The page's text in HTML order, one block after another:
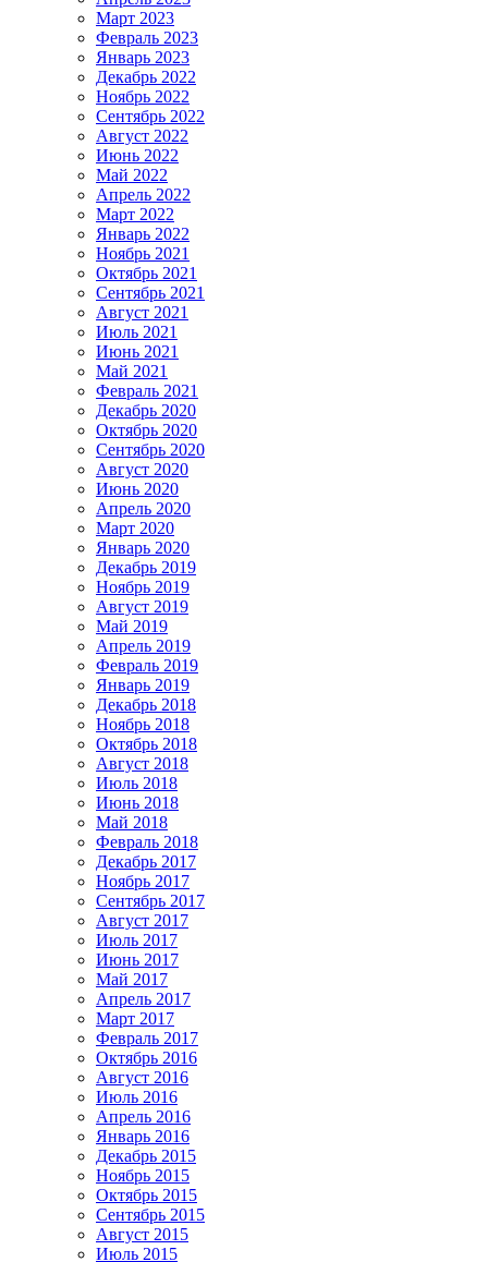
Март 2023
Февраль 2023
Январь 2023
Декабрь 2022
Ноябрь 2022
Сентябрь 2022
Август 2022
Июнь 2022
Май 2022
Апрель 2022
Март 2022
Январь 2022
Ноябрь 2021
Октябрь 2021
Сентябрь 2021
Август 2021
Июль 2021
Июнь 2021
Май 2021
Февраль 2021
Декабрь 2020
Октябрь 2020
Сентябрь 2020
Август 2020
Июнь 2020
Апрель 2020
Март 2020
Январь 2020
Декабрь 2019
Ноябрь 2019
Август 2019
Май 2019
Апрель 2019
Февраль 2019
Январь 2019
Декабрь 2018
Ноябрь 2018
Октябрь 2018
Август 2018
Июль 2018
Июнь 2018
Май 2018
Февраль 2018
Декабрь 2017
Ноябрь 2017
Сентябрь 2017
Август 2017
Июль 2017
Июнь 2017
Май 2017
Апрель 2017
Март 2017
Февраль 2017
Октябрь 2016
Август 2016
Июль 2016
Апрель 2016
Январь 2016
Декабрь 2015
Ноябрь 2015
Октябрь 2015
Сентябрь 2015
Август 2015
Июль 2015